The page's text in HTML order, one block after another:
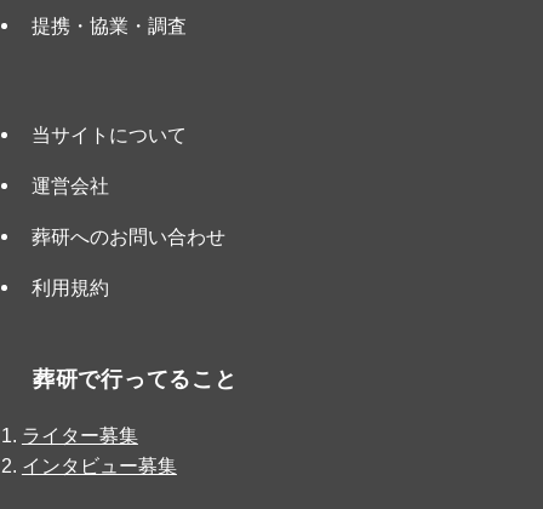
提携・協業・調査
当サイトについて
運営会社
葬研へのお問い合わせ
利用規約
葬研で行ってること
ライター募集
インタビュー募集